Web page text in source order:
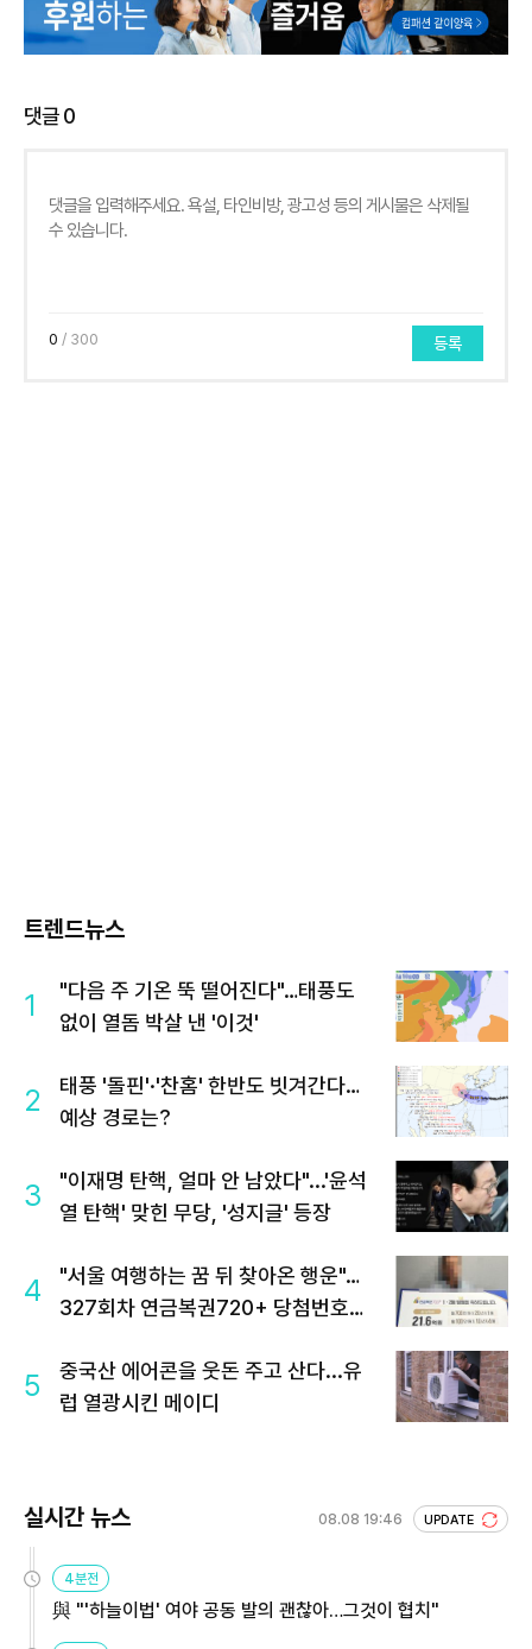
댓글0
0 / 300 등록
트렌드뉴스
1
"다음 주 기온 뚝 떨어진다"…태풍도
없이 열돔 박살 낸 '이것'
2
태풍 '돌핀'·'찬홈' 한반도 빗겨간다…
예상 경로는?
3
"이재명 탄핵, 얼마 안 남았다"...'윤석
열 탄핵' 맞힌 무당, '성지글' 등장
4
"서울 여행하는 꿈 뒤 찾아온 행운"…
327회차 연금복권720+ 당첨번호조
5
중국산 에어콘을 웃돈 주고 산다...유
럽 열광시킨 메이디
실시간 뉴스 08.08 19:46 UPDATE
4분전
與 "'하늘이법' 여야 공동 발의 괜찮아…그것이 협치"